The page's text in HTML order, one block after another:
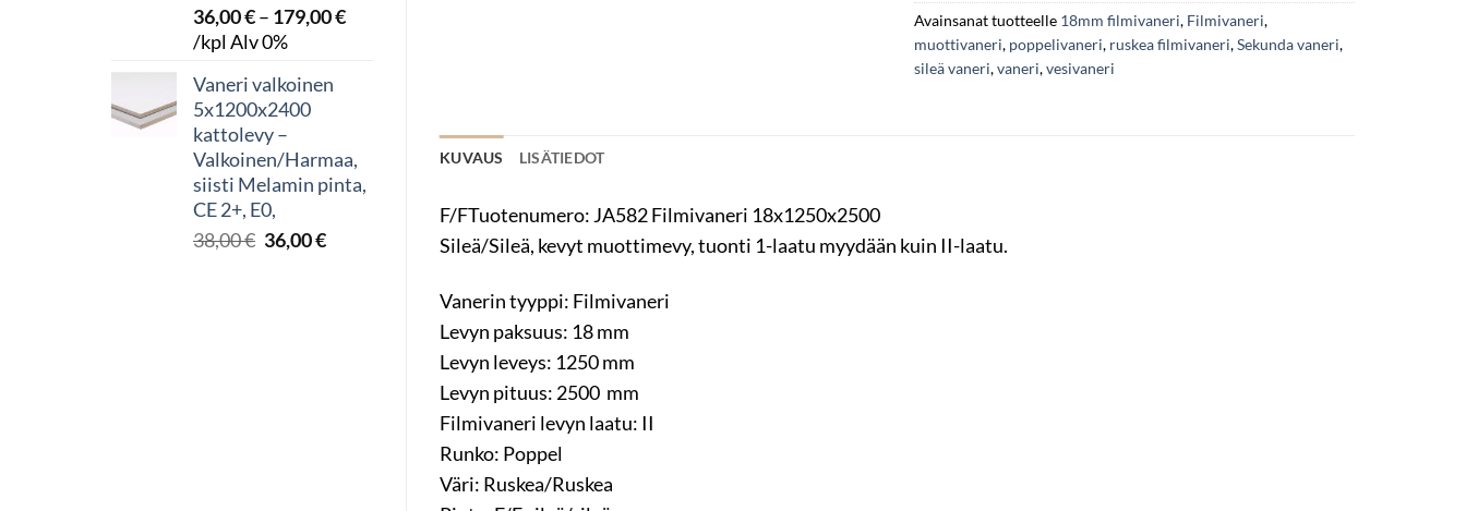
36,00€– 179,00€
Hintaluokka:
-
179,00 €
/kpl Alv 0%
Vaneri valkoinen
5x1200x2400
kattolevy –
Valkoinen/Harmaa,
siisti Melamin pinta,
CE 2+, E0,
38,00€ Alkuperäinen
36,00€Nykyinen
Avainsanat tuotteelle 18mm filmivaneri, Filmivaneri,
muottivaneri, poppelivaneri, ruskea filmivaneri,Sekunda vaneri,
sileä vaneri,vaneri,vesivaneri
KUVAUS LISÄTIEDOT
F/FTuotenumero: JA582 Filmivaneri 18x1250x2500
Sileä/Sileä, kevyt muottimevy, tuonti 1-laatu myydään kuin II-laatu.
Vanerin tyyppi: Filmivaneri
Levyn paksuus: 18 mm
Levyn leveys: 1250 mm
Levyn pituus: 2500 mm
Filmivaneri levyn laatu: II
Runko: Poppel
Väri: Ruskea/Ruskea